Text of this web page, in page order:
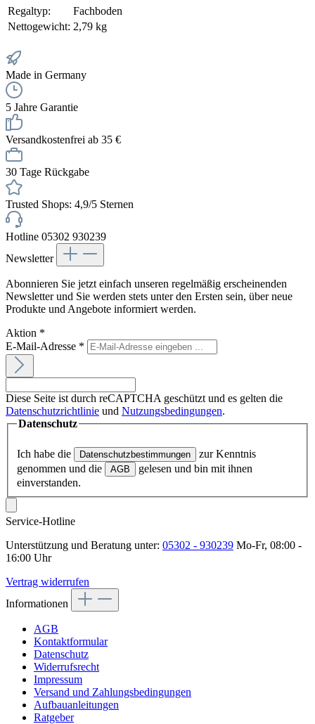
Regaltyp:
Fachboden
Nettogewicht: 2,79 kg
Made in Germany
5 Jahre Garantie
Versandkostenfrei ab 35 €
30 Tage Rückgabe
Trusted Shops: 4,9/5 Sternen
Hotline 05302 930239
Newsletter
Abonnieren Sie jetzt einfach unseren regelmäßig erscheinenden
Newsletter und Sie werden stets unter den Ersten sein, über neue
Produkte und Angebote informiert werden.
Aktion *
E-Mail-Adresse *
Diese Seite ist durch reCAPTCHA geschützt und es gelten die
Datenschutzrichtlinie und Nutzungsbedingungen.
Datenschutz
Ich habe die Datenschutzbestimmungen
zur Kenntnis
genommen und die
AGB
gelesen und bin mit ihnen
einverstanden.
Service-Hotline
Unterstützung und Beratung unter: 05302 - 930239 Mo-Fr, 08:00 -
16:00 Uhr
Vertrag widerrufen
Informationen
AGB
Kontaktformular
Datenschutz
Widerrufsrecht
Impressum
Versand und Zahlungsbedingungen
Aufbauanleitungen
Ratgeber